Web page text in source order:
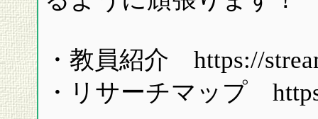
・教員紹介 https://
・リサーチマップ